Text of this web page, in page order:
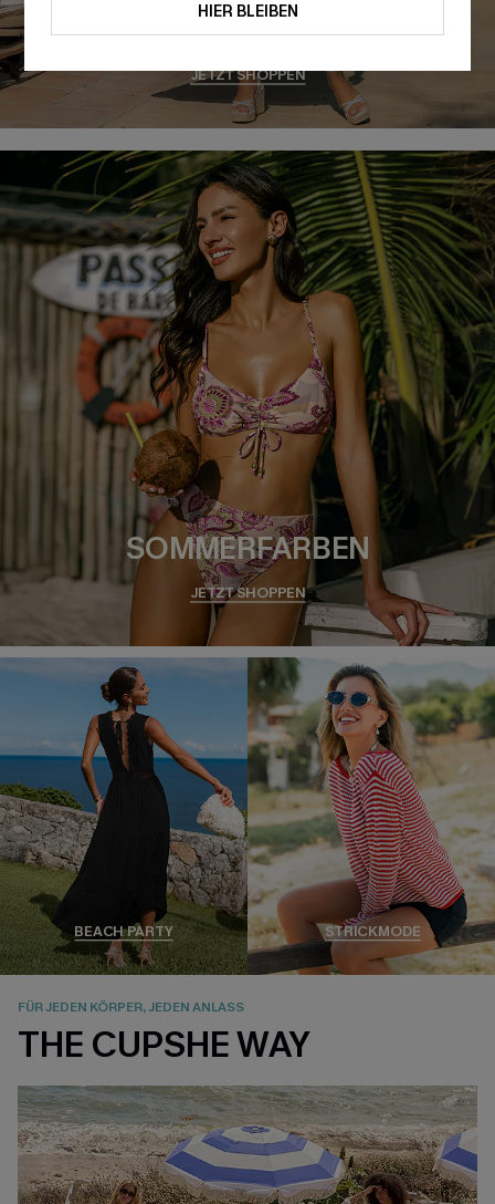
ITALIEN
JETZT SHOPPEN
SOMMERFARBEN
JETZT SHOPPEN
STRICKMODE
BEACH PARTY
FÜR JEDEN KÖRPER, JEDEN ANLASS
THE CUPSHE WAY
HIER BLEIBEN